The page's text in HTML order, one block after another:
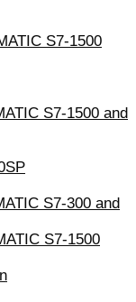
S7-1500
S7-1500 and
S7-300 and
S7-1500